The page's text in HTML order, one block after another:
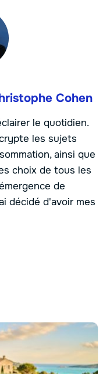
Cohen
le quotidien.
les sujets
ainsi que
choix de tous les
de
décidé d'avoir mes